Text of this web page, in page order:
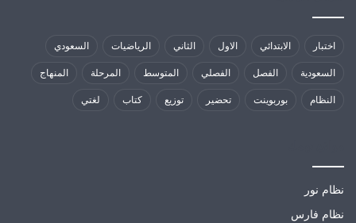
اختبار الابتدائي الاول الثاني الرياضيات السعودي
السعودية الفصل الفصلي المتوسط المرحلة المنهاج
النظام بوربوينت تحضير توزيع كتاب لغتي
نظام نور
نظام فارس